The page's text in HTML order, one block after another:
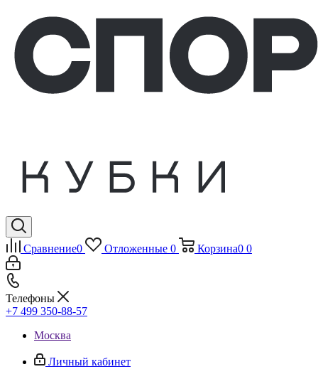
Сравнение0 Отложенные 0 Корзина0 0
Телефоны
+7 499 350-88-57
Москва
Личный кабинет